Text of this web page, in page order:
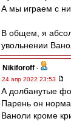
А мы играем с
В общем, я
увольнении
Nikiforoff -
24 апр 2022 23:53
А долбанутые
Парень он
Ваноли кроме